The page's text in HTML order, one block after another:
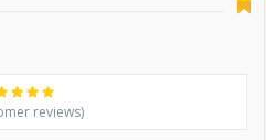
reviews)